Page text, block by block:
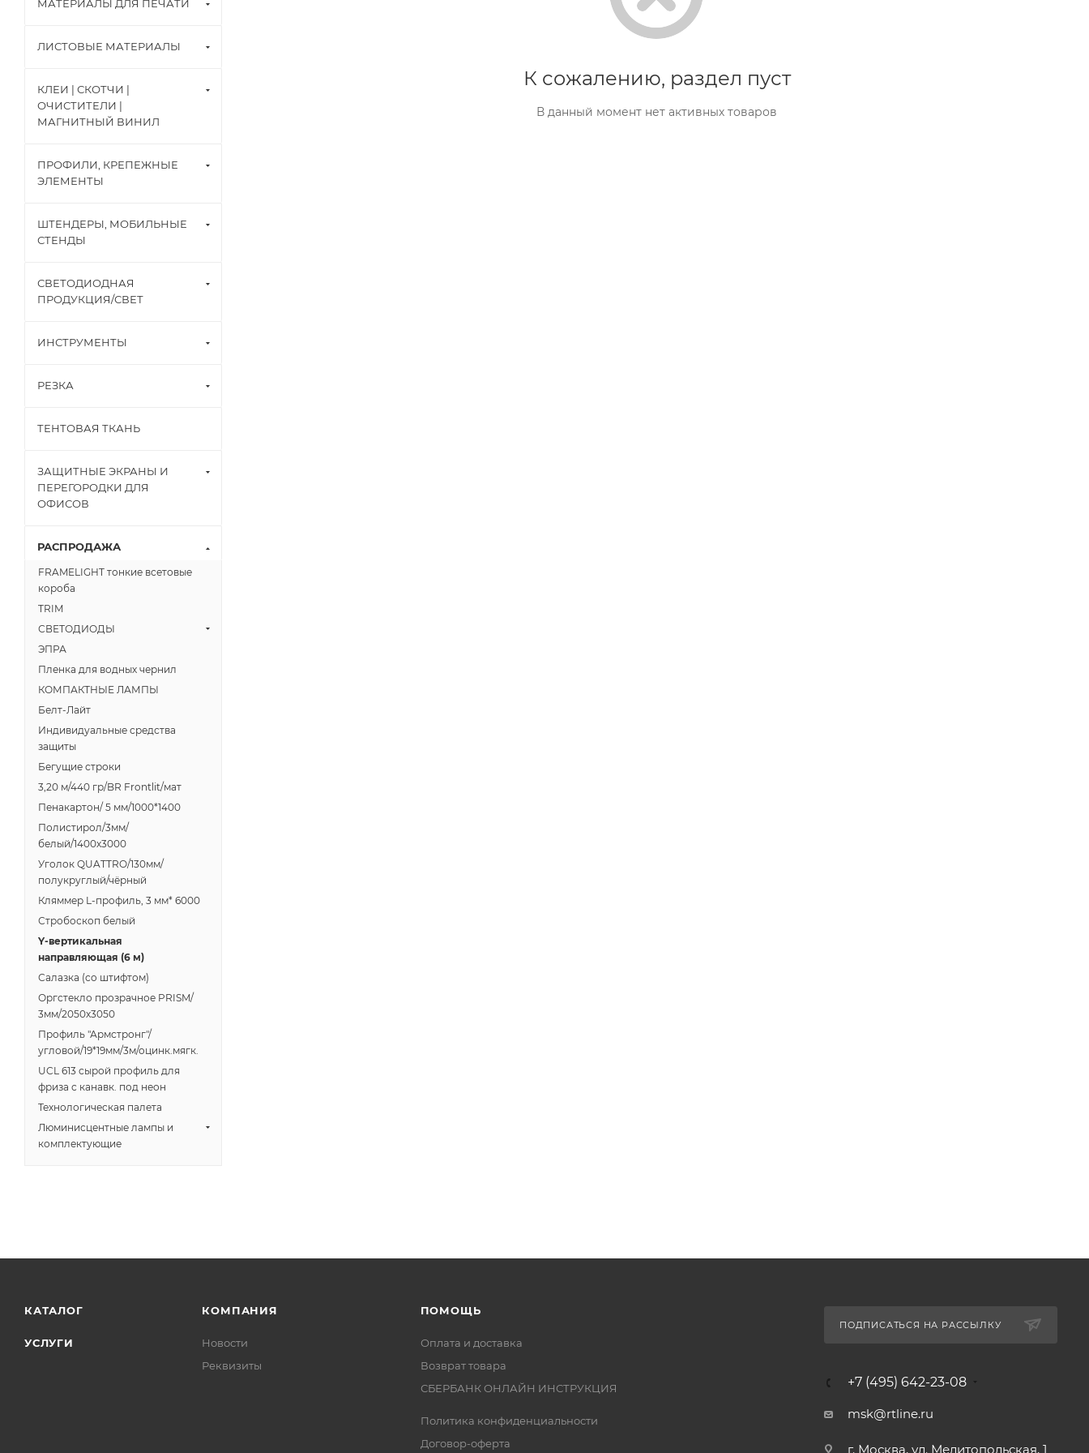
К сожалению, раздел пуст
В данный момент нет активных товаров
МАТЕРИАЛЫ ДЛЯ ПЕЧАТИ
ЛИСТОВЫЕ МАТЕРИАЛЫ
КЛЕИ | СКОТЧИ |
ОЧИСТИТЕЛИ |
МАГНИТНЫЙ ВИНИЛ
ПРОФИЛИ, КРЕПЕЖНЫЕ
ЭЛЕМЕНТЫ
ШТЕНДЕРЫ, МОБИЛЬНЫЕ
СТЕНДЫ
СВЕТОДИОДНАЯ
ПРОДУКЦИЯ/СВЕТ
ИНСТРУМЕНТЫ
РЕЗКА
ТЕНТОВАЯ ТКАНЬ
ЗАЩИТНЫЕ ЭКРАНЫ И
ПЕРЕГОРОДКИ ДЛЯ
ОФИСОВ
РАСПРОДАЖА
FRAMELIGHT тонкие всетовые
короба
TRIM
СВЕТОДИОДЫ
ЭПРА
Пленка для водных чернил
КОМПАКТНЫЕ ЛАМПЫ
Белт-Лайт
Индивидуальные средства
защиты
Бегущие строки
3,20 м/440 гр/BR Frontlit/мат
Пенакартон/ 5 мм/1000*1400
Полистирол/3мм/
белый/1400х3000
Уголок QUATTRO/130мм/
полукруглый/чёрный
Кляммер L-профиль, 3 мм* 6000
Стробоскоп белый
Y-вертикальная
направляющая (6 м)
Салазка (со штифтом)
Оргстекло прозрачное PRISM/
3мм/2050х3050
Профиль "Армстронг"/
угловой/19*19мм/3м/оцинк.мягк.
UCL 613 сырой профиль для
фриза с канавк. под неон
Технологическая палета
Люминисцентные лампы и
комплектующие
КАТАЛОГ
УСЛУГИ
КОМПАНИЯ
Новости
Реквизиты
ПОМОЩЬ
Оплата и доставка
Возврат товара
СБЕРБАНК ОНЛАЙН ИНСТРУКЦИЯ
Политика конфиденциальности
Договор-оферта
ПОДПИСАТЬСЯ НА РАССЫЛКУ
+7 (495) 642-23-08
msk@rtline.ru
г. Москва, ул. Мелитопольская, 1